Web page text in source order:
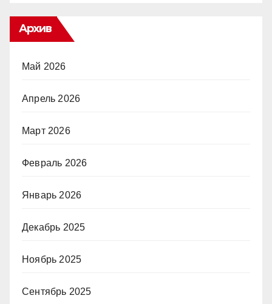
Архив
Май 2026
Апрель 2026
Март 2026
Февраль 2026
Январь 2026
Декабрь 2025
Ноябрь 2025
Сентябрь 2025